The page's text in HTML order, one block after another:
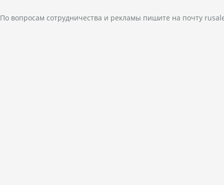
По вопросам сотрудничества и рекламы пишите на почту